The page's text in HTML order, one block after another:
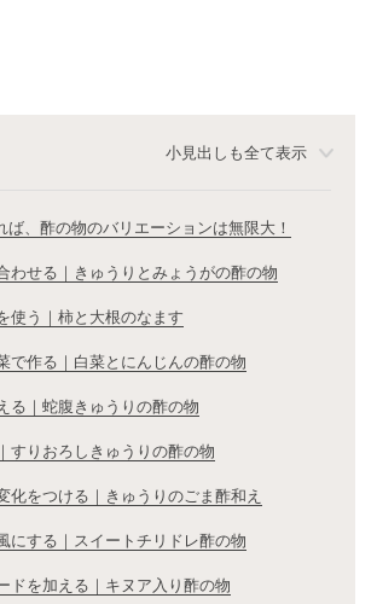
小見出しも全て表示
ば、酢の物のバリエーションは無限大！
わせる｜きゅうりとみょうがの酢の物
使う｜柿と大根のなます
で作る｜白菜とにんじんの酢の物
る｜蛇腹きゅうりの酢の物
すりおろしきゅうりの酢の物
化をつける｜きゅうりのごま酢和え
にする｜スイートチリドレ酢の物
ドを加える｜キヌア入り酢の物